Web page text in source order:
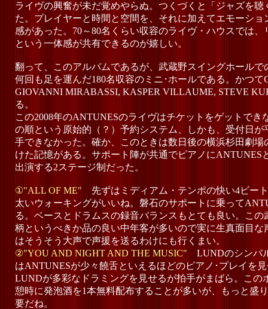
ライヴの興奮が未だ覚めやらぬ。つくづくと「ジャズを
た。プレイヤーと時間と空間を、それに加えてエモーシ
感があった。70～80名くらい収容のライヴ・ハウスでは
という一体感が共有できるのが嬉しい。
翻って、このアルバムであるが、武蔵野スイングホール
何回も足を運んだ180名収容のミニ･ホールである。かつ
GIOVANNI MIRABASSI, KASPER VILLAUME, STEVE
る。
この2008年のANTUNESのライヴはチケットをゲットでき
の順という原始的（？）予約システム、しかも、受付日
手できなかった。確か、このときは数日後の横浜杉田劇
けた記憶がある。サポート陣が共通でピアノにANTUNES
出演する2ステージ制だった。
①"ALL OF ME" 先ずはミディアム・テンポの快い4ビー
太いウォーキングがいいね。磐石のサポートに乗って
る。ベースとドラムスの録音バランスもとても良い。こ
柄というべきか品の良い中年客が多いので実に生真面目
はそうそう大声で声援を送るわけにも行くまい。
②"YOU AND NIGHT AND THE MUSIC" LUNDのシンバ
はANTUNESが少々饒舌といえるほどのピアノ･プレイを
LUNDが多彩なドラミングを見せるが拍手がまばら。この
憩時に発泡酒を1本無料配布することが多いが、もっと盛
要だね。